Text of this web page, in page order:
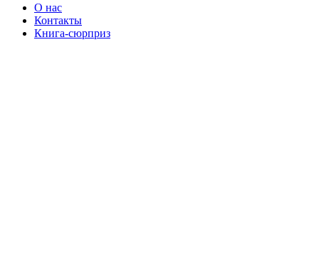
О нас
Контакты
Книга-сюрприз